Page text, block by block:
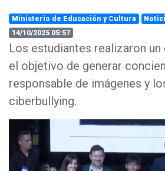
Ministerio de Educación y Cultura
14/10/2025 05:57
Los estudiantes realizaron
el objetivo de generar
responsable de imágenes y
ciberbullying.